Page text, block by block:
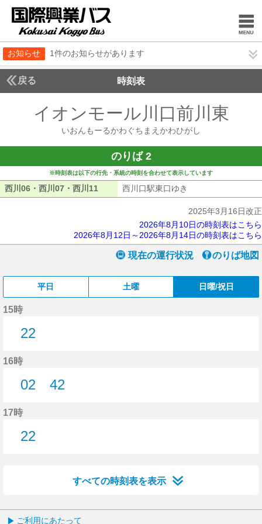
お知らせ 1件のお知らせがあります
戻る 時刻表
イオンモール川口前川東
いおんもーるかわぐちまえかわひがし
のりば 2
※時刻表は以下の行先・系統の時刻を合わせて表示しています
西川06・西川07・西川11 西川06・西川07・西川11
西川口駅東口ゆき
2025年3月16日改正
2026年8月10日の時刻表はこちら
2026年8月12日～2026年8月14日の時刻表はこちら
現在の運行状況 のりば地図
平日 土曜 日曜/祝日
15時
22
16時
02
42
17時
22
すべての時刻表を表示
ご利用にあたって